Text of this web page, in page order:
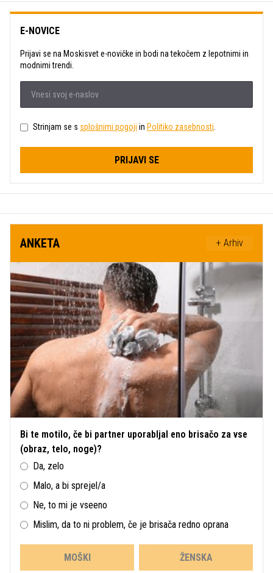
E-NOVICE
Prijavi se na Moskisvet e-novičke in bodi na tekočem z lepotnimi in
modnimi trendi.
Strinjam se s splošnimi pogoji in Politiko zasebnosti.
PRIJAVI SE
ANKETA + Arhiv
Bi te motilo, če bi partner uporabljal eno brisačo za vse
(obraz, telo, noge)?
Da, zelo
Malo, a bi sprejel/a
Ne, to mi je vseeno
Mislim, da to ni problem, če je brisača redno oprana
MOŠKI ŽENSKA